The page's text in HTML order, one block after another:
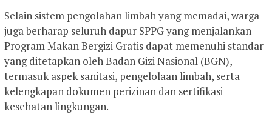
Selain sistem pengolahan limbah yang memadai, warga
juga berharap seluruh dapur SPPG yang menjalankan
Program Makan Bergizi Gratis dapat memenuhi standar
yang ditetapkan oleh Badan Gizi Nasional (BGN),
termasuk aspek sanitasi, pengelolaan limbah, serta
kelengkapan dokumen perizinan dan sertifikasi
kesehatan lingkungan.